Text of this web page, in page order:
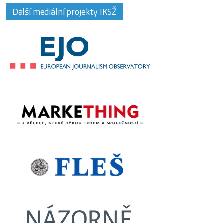
Další mediální projekty IKSŽ